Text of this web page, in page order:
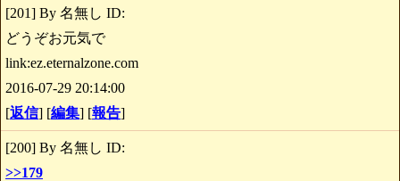
[201] By 名無し ID:
どうぞお元気で
link:ez.eternalzone.com
2016-07-29 20:14:00
[返信] [編集] [報告]
[200] By 名無し ID:
>>179